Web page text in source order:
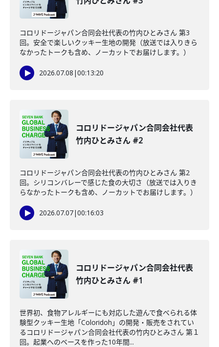
コロリドージャパン合同会社代表の竹内ひとみさん 第3
回。安全で楽しいクッキー生地の開発（放送では入りきら
なかったトークも含め、ノーカットでお届けします。）
2026.07.08 |00:13:20
コロリドージャパン合同会社代表
竹内ひとみさん #2
コロリドージャパン合同会社代表の竹内ひとみさん 第2
回。シリコンバレーで感じた食の大切さ（放送では入りき
らなかったトークも含め、ノーカットでお届けします。）
2026.07.07|00:16:03
コロリドージャパン合同会社代表
竹内ひとみさん #1
世界初、食物アレルギーにも対応した遊んで食べられる体
験型クッキー生地「Coloridoh」の開発・販売をされてい
るコロリドージャパン合同会社代表の竹内ひとみさん 第１
回。起業へのベースを作った10年間...